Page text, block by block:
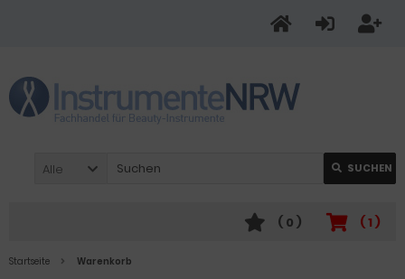
Alle SUCHEN
( 1 )
( 0 )
Startseite Warenkorb